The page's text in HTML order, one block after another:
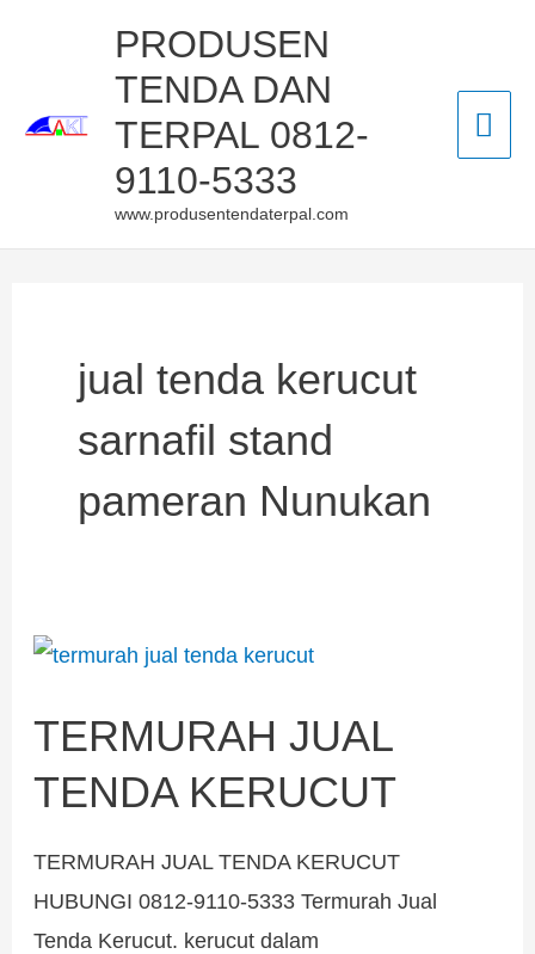
PRODUSEN
TENDA DAN
TERPAL 0812-
9110-5333
www.produsentendaterpal.com
jual tenda kerucut
sarnafil stand
pameran Nunukan
TERMURAH JUAL
TENDA KERUCUT
TERMURAH JUAL TENDA KERUCUT
HUBUNGI 0812-9110-5333 Termurah Jual
Tenda Kerucut. kerucut dalam
TERMURAH
TENDA